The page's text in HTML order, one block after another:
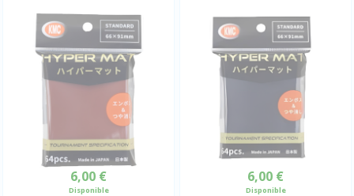
6,00 €
Disponible
6,00 €
Disponible